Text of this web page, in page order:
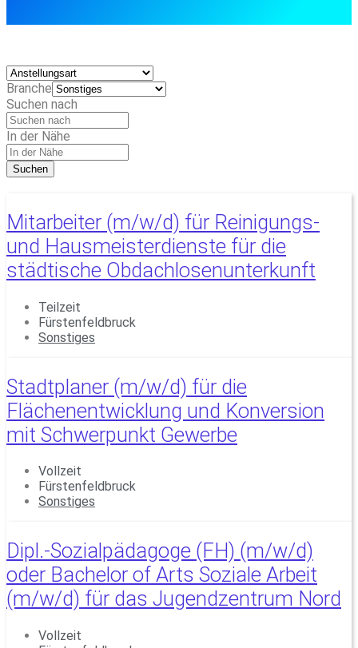
Branche
Suchen nach
In der Nähe
Suchen
Mitarbeiter (m/w/d) für Reinigungs-
und Hausmeisterdienste für die
städtische Obdachlosenunterkunft
Teilzeit
Fürstenfeldbruck
Sonstiges
Stadtplaner (m/w/d) für die
Flächenentwicklung und Konversion
mit Schwerpunkt Gewerbe
Vollzeit
Fürstenfeldbruck
Sonstiges
Dipl.-Sozialpädagoge (FH) (m/w/d)
oder Bachelor of Arts Soziale Arbeit
(m/w/d) für das Jugendzentrum Nord
Vollzeit